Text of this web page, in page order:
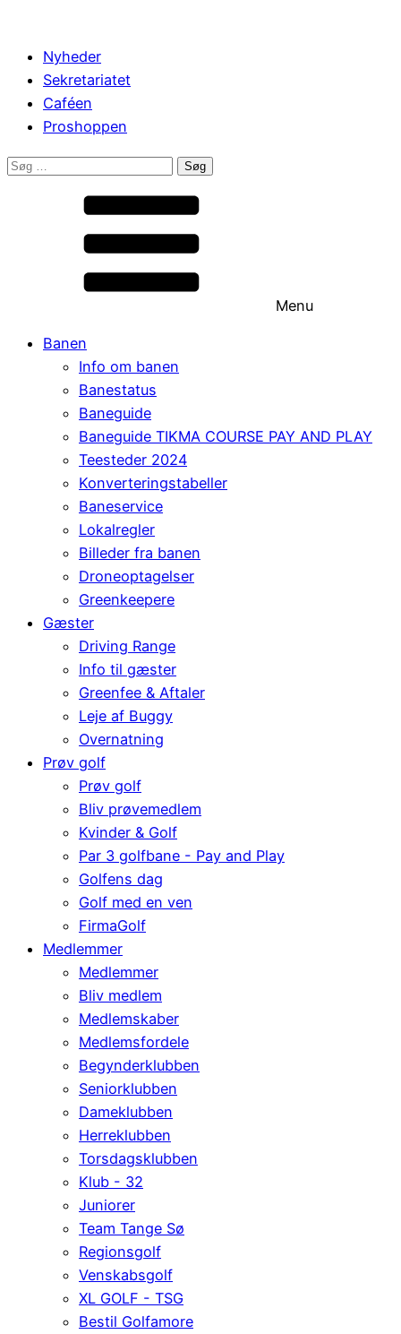
Nyheder
Sekretariatet
Caféen
Proshoppen
Søg
Menu
Banen
Info om banen
Banestatus
Baneguide
Baneguide TIKMA COURSE PAY AND PLAY
Teesteder 2024
Konverteringstabeller
Baneservice
Lokalregler
Billeder fra banen
Droneoptagelser
Greenkeepere
Gæster
Driving Range
Info til gæster
Greenfee & Aftaler
Leje af Buggy
Overnatning
Prøv golf
Prøv golf
Bliv prøvemedlem
Kvinder & Golf
Par 3 golfbane - Pay and Play
Golfens dag
Golf med en ven
FirmaGolf
Medlemmer
Medlemmer
Bliv medlem
Medlemskaber
Medlemsfordele
Begynderklubben
Seniorklubben
Dameklubben
Herreklubben
Torsdagsklubben
Klub - 32
Juniorer
Team Tange Sø
Regionsgolf
Venskabsgolf
XL GOLF - TSG
Bestil Golfamore